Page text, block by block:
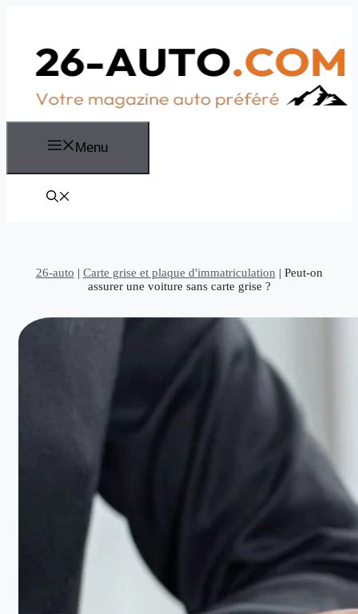
Menu
26-auto | Carte grise et plaque d'immatriculation | Peut-on
assurer une voiture sans carte grise ?